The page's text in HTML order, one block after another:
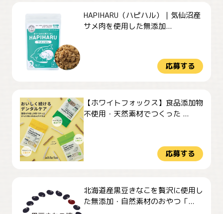
HAPIHARU（ハピハル）｜気仙沼産
サメ肉を使用した無添加...
応募する
【ホワイトフォックス】食品添加物
不使用・天然素材でつくった ...
応募する
北海道産黒豆きなこを贅沢に使用し
た無添加・自然素材のおやつ「...